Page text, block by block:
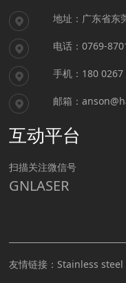
地址：广东省东
电话：0769-
手机：180
邮箱：
互动平台
扫描关注微信号
GNLASER
友情链接： Stainless